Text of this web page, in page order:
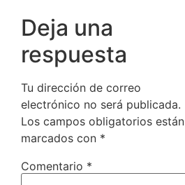
Deja una
respuesta
Tu dirección de correo
electrónico no será publicada.
Los campos obligatorios están
marcados con *
Comentario *